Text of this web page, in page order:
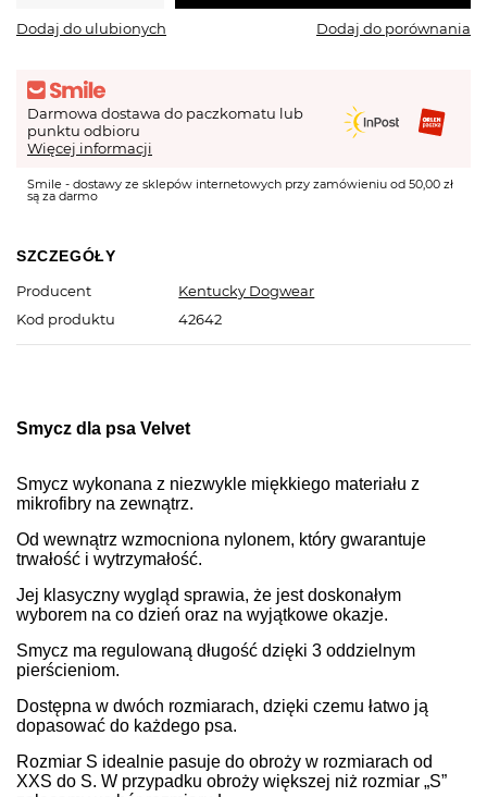
Dodaj do ulubionych Dodaj do porównania
Darmowa dostawa do paczkomatu lub
punktu odbioru
Więcej informacji
Smile - dostawy ze sklepów internetowych przy zamówieniu od 50,00 zł
są za darmo
SZCZEGÓŁY
Producent
Kentucky Dogwear
Kod produktu
42642
Smycz dla psa Velvet
Smycz wykonana z niezwykle miękkiego materiału z
mikrofibry na zewnątrz.
Od wewnątrz wzmocniona nylonem, który gwarantuje
trwałość i wytrzymałość.
Jej klasyczny wygląd sprawia, że jest doskonałym
wyborem na co dzień oraz na wyjątkowe okazje.
Smycz ma regulowaną długość dzięki 3 oddzielnym
pierścieniom.
Dostępna w dwóch rozmiarach, dzięki czemu łatwo ją
dopasować do każdego psa.
Rozmiar S idealnie pasuje do obroży w rozmiarach od
XXS do S. W przypadku obroży większej niż rozmiar „S”